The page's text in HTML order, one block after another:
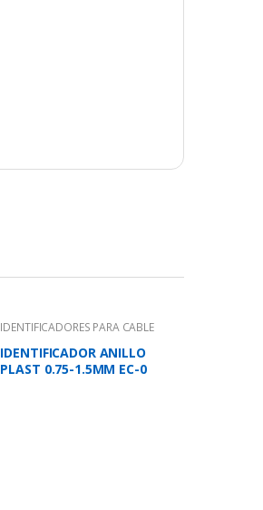
IDENTIFICADORES PARA CABLE
IDENTIFICADOR ANILLO
PLAST 0.75-1.5MM EC-0